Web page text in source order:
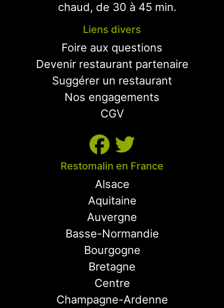
chaud, de 30 à 45 min.
Liens divers
Foire aux questions
Devenir restaurant partenaire
Suggérer un restaurant
Nos engagements
CGV
Restomalin en France
Alsace
Aquitaine
Auvergne
Basse-Normandie
Bourgogne
Bretagne
Centre
Champagne-Ardenne